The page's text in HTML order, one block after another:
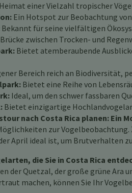
Heimat einer Vielzahl tropischer
Ein Hotspot zur Beobachtung
Bekannt für seine vielfältigen
zwischen Trocken- und
Bietet atemberaubende
Bereich reich an Biodiversität,
Bietet eine Reihe von
Ideal, um den schwer fassbaren
Bietet einzigartige
nach Costa Rica planen: Ein
zur Vogelbeobachtung.
April ideal ist, um Brutverhalten
die Sie in Costa Rica
der Quetzal, der große grüne Ara
machen, können Sie Ihr